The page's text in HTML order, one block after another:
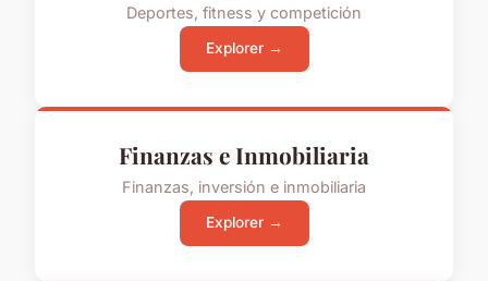
Deportes, fitness y competición
Explorer →
Finanzas e Inmobiliaria
Finanzas, inversión e inmobiliaria
Explorer →